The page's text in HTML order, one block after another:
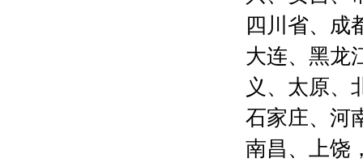
四川省、成
大连、黑龙
义、太原、
石家庄、河
南昌、上饶